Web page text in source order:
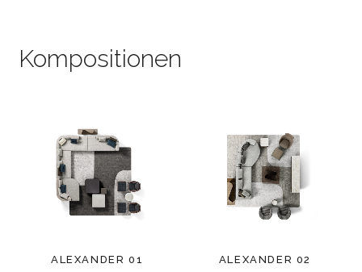
Kompositionen
ALEXANDER 01 ALEXANDER 02